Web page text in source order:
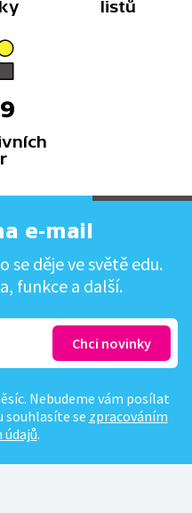
listů
e-mail
se děje ve světě edu.
funkce a další.
Nebudeme vám posílat
souhlasíte se zpracováním
údajů.